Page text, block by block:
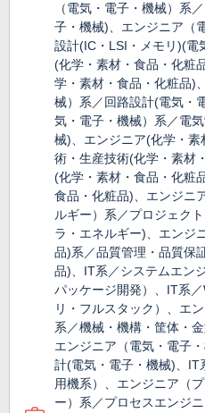
（電気・電子・機械）系
子・機械)、エンジニア（
設計(IC・LSI・メモリ)(電
(化学・素材・食品・化粧
学・素材・食品・化粧品)
械）系／回路設計(電気・
気・電子・機械）系／電
械)、エンジニア(化学・
術・生産技術(化学・素材
(化学・素材・食品・化粧
食品・化粧品)、エンジニ
ルギー）系／プロジェク
ラ・エネルギー)、エンジ
品)系／品質管理・品質保
品)、IT系／システムエン
パッケージ開発）、IT系
リ・フルスタック）、エ
系／機械・機構・筐体・
エンジニア（電気・電子
計(電気・電子・機械)、IT
用機系）、エンジニア（
ー）系／プロセスエンジ